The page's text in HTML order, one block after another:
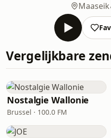
Maaseik
Vergelijkbare
Nostalgie Wallonie
Brussel · 100.0 FM